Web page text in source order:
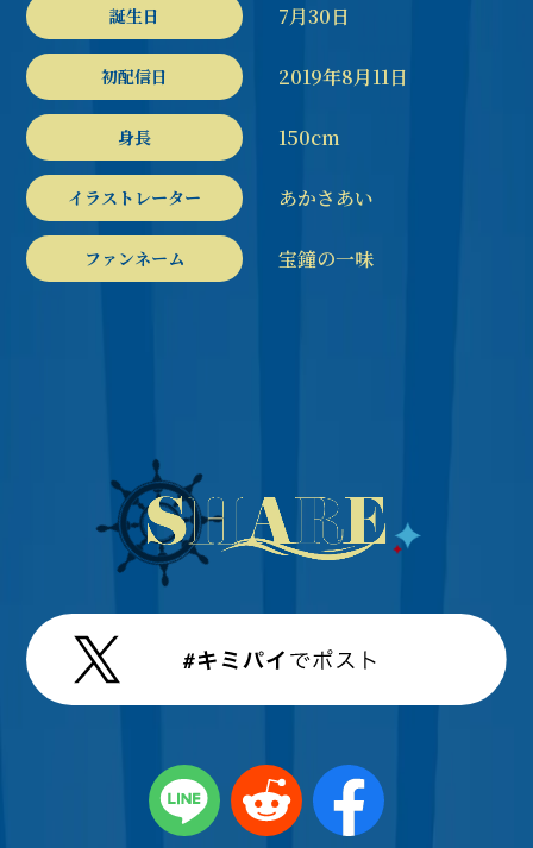
誕生日 7月30日
初配信日 2019年8月11日
身長 150cm
イラストレーター あかさあい
ファンネーム 宝鐘の一味